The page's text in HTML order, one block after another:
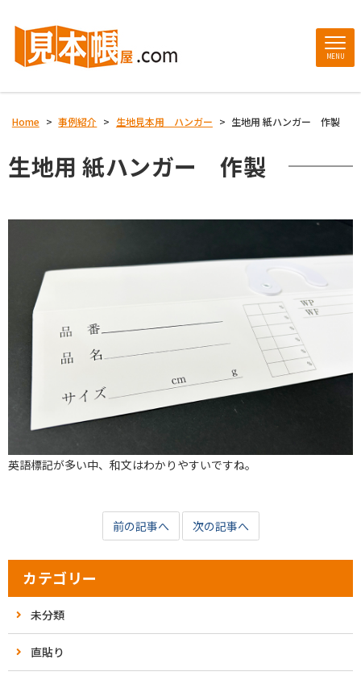
MENU
Home > 事例紹介 > 生地見本用 ハンガー > 生地用 紙ハンガー 作製
生地用 紙ハンガー 作製
英語標記が多い中、和文はわかりやすいですね。
前の記事へ 次の記事へ
カテゴリー
未分類
直貼り